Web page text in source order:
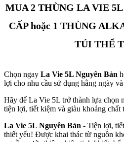
MUA 2 THÙNG LA VIE
CẤP hoặc 1 THÙNG
TÚI THỂ
Chọn ngay La Vie 5L Nguyên Bản
lợi cho nhu cầu sử dụng hằng ngày
Hãy để La Vie 5L trở thành lựa chọn
tiện lợi, tiết kiệm và giàu khoáng chất
La Vie 5L Nguyên Bản - Tiện lợi,
thiết yếu! Được khai thác từ nguồn